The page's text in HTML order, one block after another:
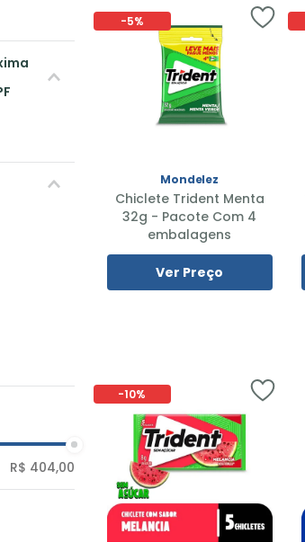
R$ 404,00
-5%
Mondelez
Chiclete Trident Menta
32g - Pacote Com 4
embalagens
Ver Preço
-10%